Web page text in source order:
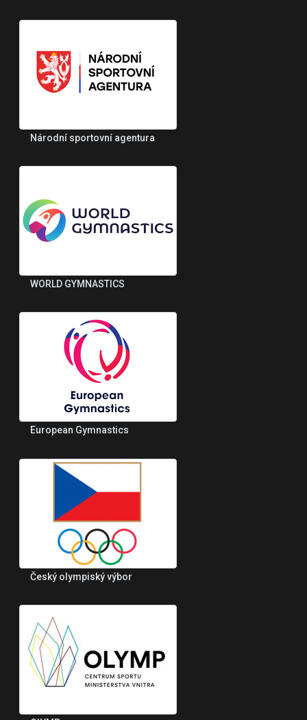
Národní sportovní agentura
WORLD GYMNASTICS
European Gymnastics
Český olympiský výbor